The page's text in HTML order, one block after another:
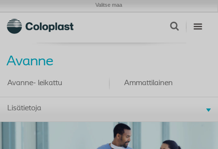
Valitse maa
Avanne
Avanne- leikattu Ammattilainen
Lisätietoja